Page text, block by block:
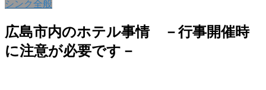
シンク全般
広島市内のホテル事情 －行事開催時
に注意が必要です－